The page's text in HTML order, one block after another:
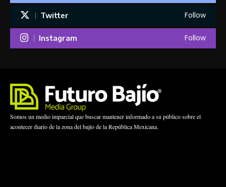
Twitter Follow
Instagram Follow
Somos un medio imparcial que buscar mantener informado a su público sobre el
acontecer diario de la zona del bajío de la República Mexicana.